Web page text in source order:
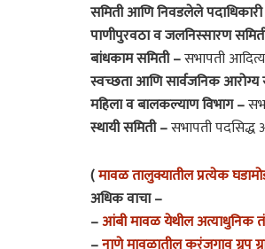
समिती आणि निवडलेले पदाधिकारी
पाणीपुरवठा व जलनिस्सारण
बांधकाम समिती –सभापती
स्वच्छता आणि सार्वजनिक आरोग्य
महिला व बालकल्याण विभाग –
स्थायी समिती –सभापती पदसिद्ध
(मावळ तालुक्यातील प्रत्येक
अधिक वाचा –
–आंबी मावळ येथील अत्याधुनिक